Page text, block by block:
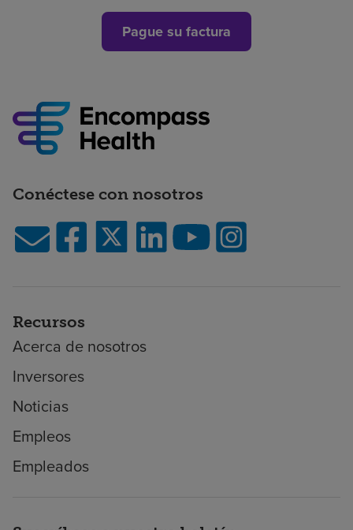
Pague su factura
Conéctese con nosotros
Recursos
Acerca de nosotros
Inversores
Noticias
Empleos
Empleados